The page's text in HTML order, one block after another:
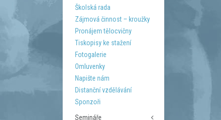
Školská rada
Zájmová činnost – kroužky
Pronájem tělocvičny
Tiskopisy ke stažení
Fotogalerie
Omluvenky
Napište nám
Distanční vzdělávání
Sponzoři
Semináře